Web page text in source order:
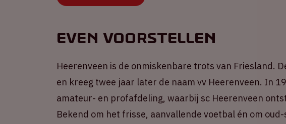
Even voorstellen
Heerenveen is de onmiskenbare trots van Friesland.
en kreeg twee jaar later de naam vv Heerenveen. In
amateur- en profafdeling, waarbij sc Heerenveen
Bekend om het frisse, aanvallende voetbal én om